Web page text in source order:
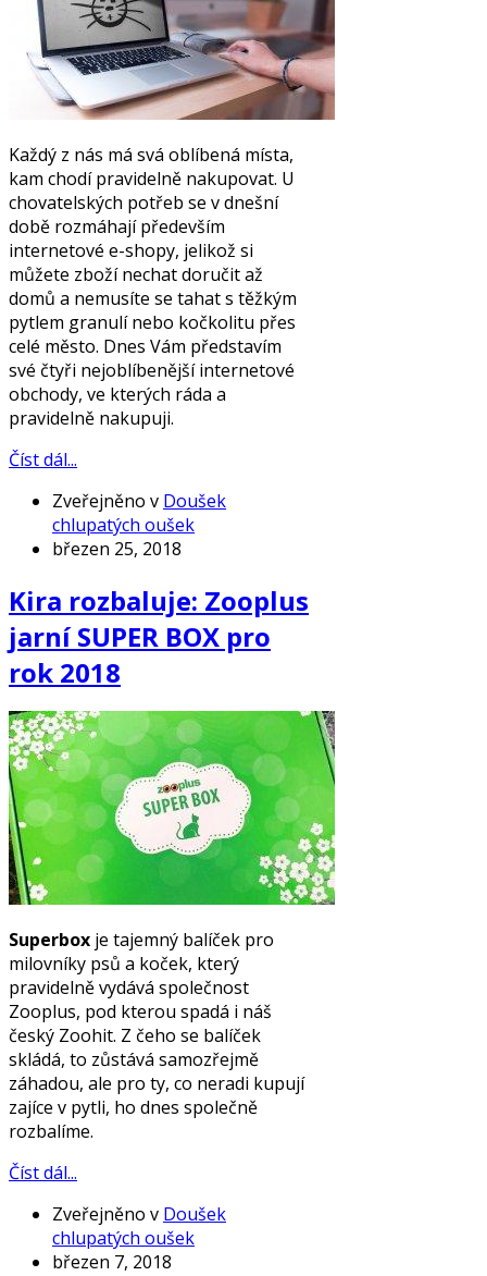
Každý z nás má svá oblíbená místa,
kam chodí pravidelně nakupovat. U
chovatelských potřeb se v dnešní
době rozmáhají především
internetové e-shopy, jelikož si
můžete zboží nechat doručit až
domů a nemusíte se tahat s těžkým
pytlem granulí nebo kočkolitu přes
celé město. Dnes Vám představím
své čtyři nejoblíbenější internetové
obchody, ve kterých ráda a
pravidelně nakupuji.
Číst dál...
Zveřejněno v Doušek
chlupatých oušek
březen 25, 2018
Kira rozbaluje: Zooplus
jarní SUPER BOX pro
rok 2018
Superbox je tajemný balíček pro
milovníky psů a koček, který
pravidelně vydává společnost
Zooplus, pod kterou spadá i náš
český Zoohit. Z čeho se balíček
skládá, to zůstává samozřejmě
záhadou, ale pro ty, co neradi kupují
zajíce v pytli, ho dnes společně
rozbalíme.
Číst dál...
Zveřejněno v Doušek
chlupatých oušek
březen 7, 2018